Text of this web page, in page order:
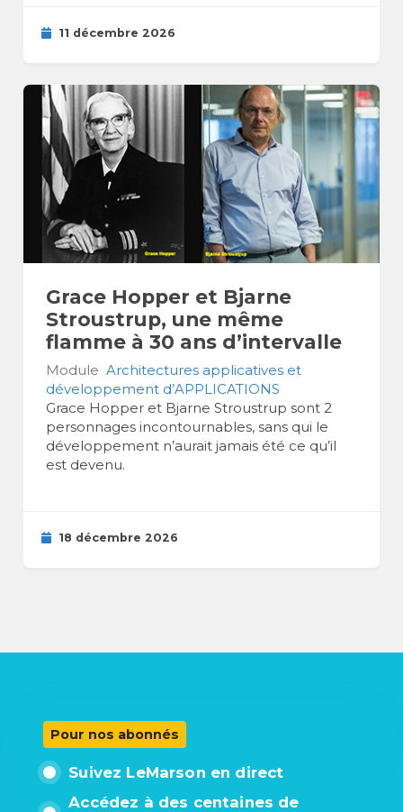
11 décembre 2026
Grace Hopper et Bjarne
Stroustrup, une même
flamme à 30 ans d’intervalle
Module Architectures applicatives et
développement d’APPLICATIONS
Grace Hopper et Bjarne Stroustrup sont 2
personnages incontournables, sans qui le
développement n’aurait jamais été ce qu’il
est devenu.
18 décembre 2026
Pour nos abonnés
Suivez LeMarson en direct
Accédez à des centaines de